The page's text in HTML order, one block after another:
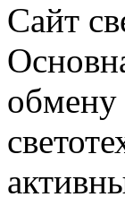
Сайт
обмену